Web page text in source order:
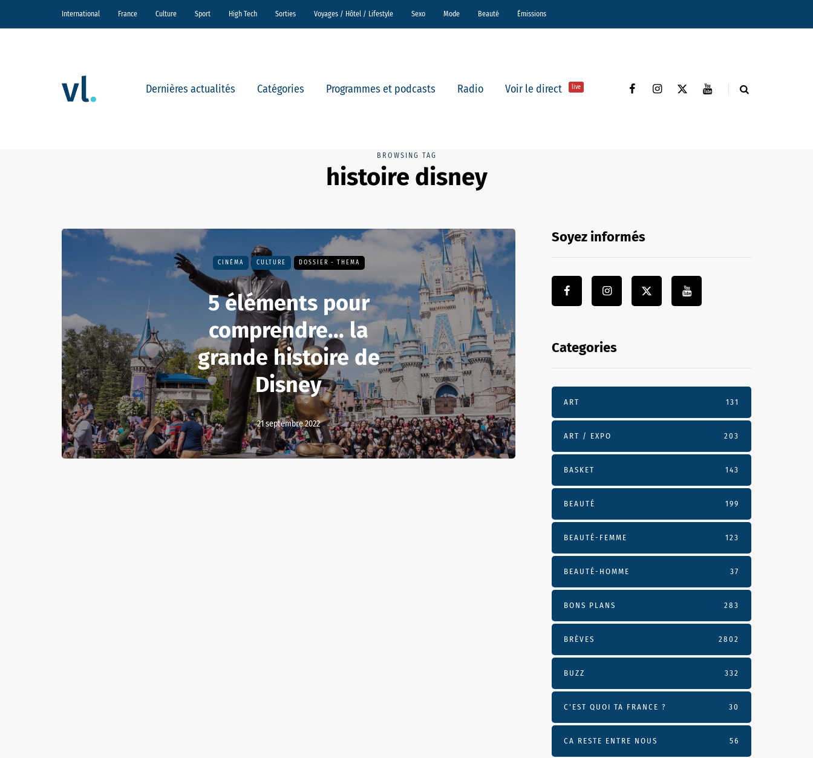
International France Culture Sport High Tech Sorties Voyages / Hôtel / Lifestyle Sexo Mode Beauté Émissions
Dernières actualités Catégories Programmes et podcasts Radio Voir le direct live
BROWSING TAG
histoire disney
CINÉMA CULTURE DOSSIER - THEMA
5 éléments pour
comprendre... la
grande histoire de
Disney
21 septembre 2022
Soyez informés
Categories
ART 131
ART / EXPO 203
BASKET 143
BEAUTÉ 199
BEAUTÉ-FEMME 123
BEAUTÉ-HOMME 37
BONS PLANS 283
BRÈVES 2802
BUZZ 332
C'EST QUOI TA FRANCE ? 30
CA RESTE ENTRE NOUS 56